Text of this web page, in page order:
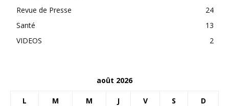
Revue de Presse
24
Santé
13
VIDEOS
2
août 2026
L M M J V S D